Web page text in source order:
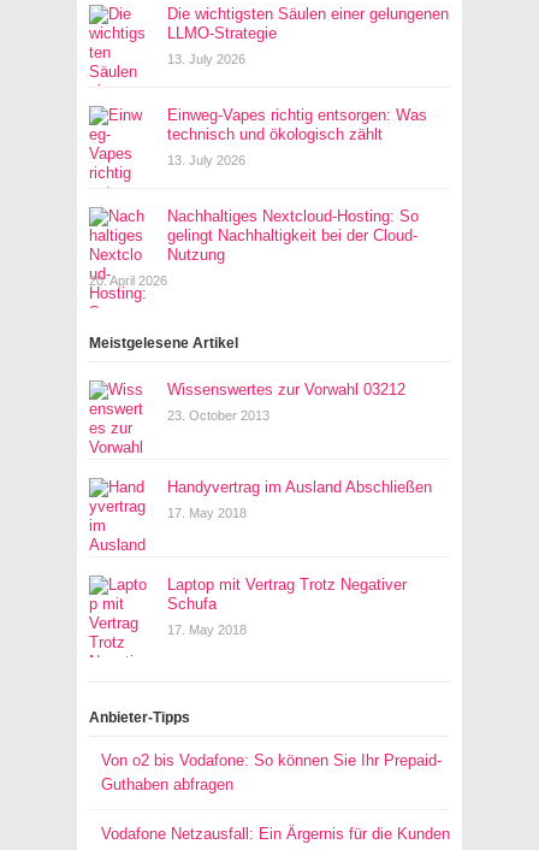
Die wichtigsten Säulen einer gelungenen
LLMO-Strategie
13. July 2026
Einweg-Vapes richtig entsorgen: Was
technisch und ökologisch zählt
13. July 2026
Nachhaltiges Nextcloud-Hosting: So
gelingt Nachhaltigkeit bei der Cloud-
Nutzung
20. April 2026
Meistgelesene Artikel
Wissenswertes zur Vorwahl 03212
23. October 2013
Handyvertrag im Ausland Abschließen
17. May 2018
Laptop mit Vertrag Trotz Negativer
Schufa
17. May 2018
Anbieter-Tipps
Von o2 bis Vodafone: So können Sie Ihr Prepaid-
Guthaben abfragen
Vodafone Netzausfall: Ein Ärgernis für die Kunden